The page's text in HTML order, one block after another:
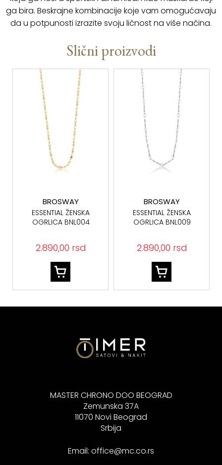
ga bira. Beskrajne kombinacije koje vam omogućavaju
da u potpunosti izrazite svoju ličnost na više načina.
Slični proizvodi
BROSWAY
ESSENTIAL ŽENSKA
OGRLICA BNL004
2.890,00 rsd
BROSWAY
ESSENTIAL ŽENSKA
OGRLICA BNL009
2.890,00 rsd
MASTER CHRONO DOO BEOGRAD
Zemunska 37A
11070 Novi Beograd
Srbija
Email: office@mc.co.rs